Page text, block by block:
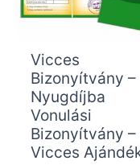
Vicces
Bizonyítvány –
Nyugdíjba
Vonulási
Bizonyítvány –
Vicces